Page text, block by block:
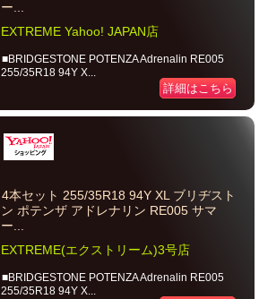
ー...
EXTREME Yahoo! JAPAN店
■BRIDGESTONE POTENZA Adrenalin RE005
255/35R18 94Y X...
詳細はこちら
4本セット 255/35R18 94Y XL ブリヂスト
ン ポテンザ アドレナリン RE005 サマ
ー...
EXTREME(エクストリーム)3号店
■BRIDGESTONE POTENZA Adrenalin RE005
255/35R18 94Y X...